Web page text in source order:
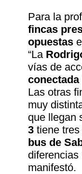
Para la
fincas
opuestas
“La
vías de
conectada
Las otras
muy
que llegan
3 tiene
bus de
diferencias
manifestó.